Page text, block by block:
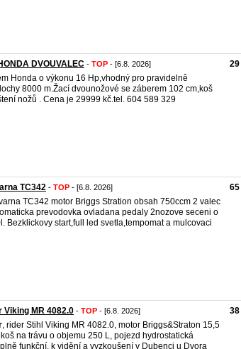
DVOUVALEC - TOP - [6.8. 2026]
Honda o výkonu 16 Hp,vhodný pro pravidelně
8000 m.Žací dvounožové se záberem 102 cm,koš
nožů . Cena je 29999 kč.tel. 604 589 329
TC342 - TOP - [6.8. 2026]
TC342 motor Briggs Stration obsah 750ccm 2 valec
prevodovka ovladana pedaly 2nozove seceni o
Bezklickovy start,full led svetla,tempomat a mulcovaci
MR 4082.0 - TOP - [6.8. 2026]
, rider Stihl Viking MR 4082.0, motor Briggs&Straton 15,5
na trávu o objemu 250 L, pojezd hydrostatická
funkční, k vidění a vyzkoušení v Dubenci u Dvora